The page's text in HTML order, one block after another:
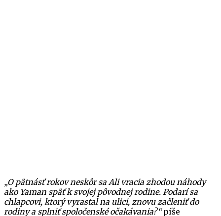
„O pätnásť rokov neskôr sa Ali vracia zhodou náhody
ako Yaman späť k svojej pôvodnej rodine. Podarí sa
chlapcovi, ktorý vyrastal na ulici, znovu začleniť do
rodiny a splniť spoločenské očakávania?“píše